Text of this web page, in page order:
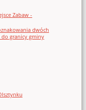
Zabaw -
dwóch
granicy gminy